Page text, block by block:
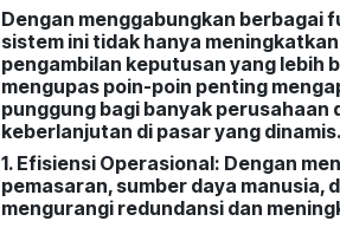
Dengan menggabungkan berbagai
sistem ini tidak hanya
pengambilan keputusan yang lebih
mengupas poin-poin penting
punggung bagi banyak
keberlanjutan di pasar yang
1. Efisiensi Operasional: Dengan
pemasaran, sumber daya manusia,
mengurangi redundansi dan